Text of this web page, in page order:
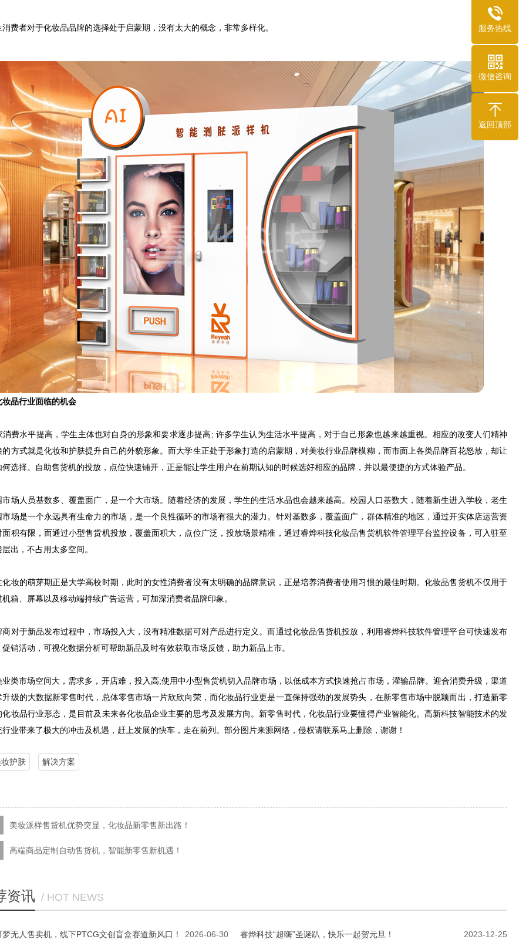
对于化妆品品牌的选择处于启蒙期，没有太大的概念，非常多样化。
行业面临的机会
平提高，学生主体也对自身的形象和要求逐步提高; 许多学生认为生活水平提高，对于自己形象也越来越重视。相应的改变人们精神
的方式就是化妆和护肤提升自己的外貌形象。而大学生正处于形象打造的启蒙期，对美妆行业品牌模糊，而市面上各类品牌百花怒放，却让
选择。自助售货机的投放，点位快速铺开，正是能让学生用户在前期认知的时候选好相应的品牌，并以最便捷的方式体验产品。
员基数多、覆盖面广，是一个大市场。随着经济的发展，学生的生活水品也会越来越高。校园人口基数大，随着新生进入学校，老生
市场是一个永远具有生命力的市场，是一个良性循环的市场有很大的潜力。针对基数多，覆盖面广，群体精准的地区，通过开实体店运营资
面积有限，而通过小型售货机投放，覆盖面积大，点位广泛，投放场景精准，通过睿烨科技化妆品售货机软件管理平台监控设备，可入驻至
出，不占用太多空间。
萌芽期正是大学高校时期，此时的女性消费者没有太明确的品牌意识，正是培养消费者使用习惯的最佳时期。化妆品售货机不仅用于
箱、屏幕以及移动端持续广告运营，可加深消费者品牌印象。
新品发布过程中，市场投入大，没有精准数据可对产品进行定义。而通过化妆品售货机投放，利用睿烨科技软件管理平台可快速发布
销活动，可视化数据分析可帮助新品及时有效获取市场反馈，助力新品上市。
市场空间大，需求多，开店难，投入高;使用中小型售货机切入品牌市场，以低成本方式快速抢占市场，灌输品牌。迎合消费升级，渠道
升级的大数据新零售时代，总体零售市场一片欣欣向荣，而化妆品行业更是一直保持强劲的发展势头，在新零售市场中脱颖而出，打造新零
化妆品行业形态，是目前及未来各化妆品企业主要的思考及发展方向。新零售时代，化妆品行业要懂得产业智能化。高新科技智能技术的发
业带来了极大的冲击及机遇，赶上发展的快车，走在前列。部分图片来源网络，侵权请联系马上删除，谢谢！
护肤 解决方案
美妆派样售货机优势突显，化妆品新零售新出路！
高端商品定制自动售货机，智能新零售新机遇！
资讯 / HOT NEWS
2026-06-30
无人售卖机，线下PTCG文创盲盒赛道新风口！ 2023-12-25
睿烨科技“超嗨”圣诞趴，快乐一起贺元旦！
服务热线
微信咨询
返回顶部